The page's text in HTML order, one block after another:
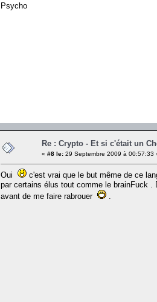
Psycho
Re : Crypto - Et si c'était un
« #8 le: 29 Septembre 2009 à 00:57:33
Oui
c'est vrai que le but même de ce
par certains élus tout comme le brainFuck .
avant de me faire rabrouer